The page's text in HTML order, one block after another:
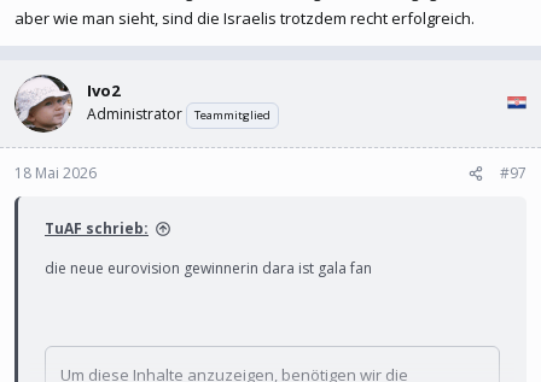
aber wie man sieht, sind die Israelis trotzdem recht erfolgreich.
Ivo2
Administrator Teammitglied
18 Mai 2026 #97
TuAF schrieb:
die neue eurovision gewinnerin dara ist gala fan
Um diese Inhalte anzuzeigen, benötigen wir die